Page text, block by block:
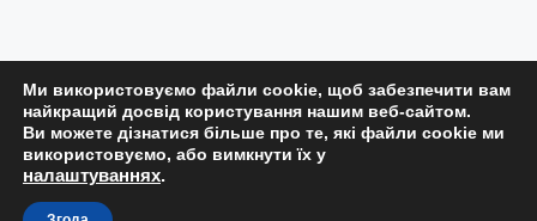
РЕДАКЦІЙНА ПОЛІТИКА
ПОЛІТИКА КОНФІДЕНЦІЙНОСТІ
ПРАВИЛА КОРИСТУВАННЯ САЙТОМ
Ми використовуємо файли cookie, щоб забезпечити вам
найкращий досвід користування нашим веб-сайтом.
Ви можете дізнатися більше про те, які файли cookie ми
використовуємо, або вимкнути їх у
налаштуваннях.